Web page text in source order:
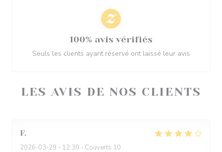
LES AVIS DE NOS CLIENTS
F
2026-03-29 - 12:30 - Couverts 10
100% avis vérifiés
Seuls les clients ayant réservé ont laissé leur avis